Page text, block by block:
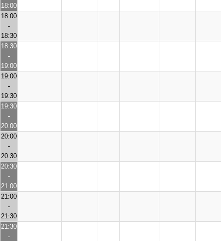
18:00
18:00
-
18:30
18:30
-
19:00
19:00
-
19:30
19:30
-
20:00
20:00
-
20:30
20:30
-
21:00
21:00
-
21:30
21:30
-